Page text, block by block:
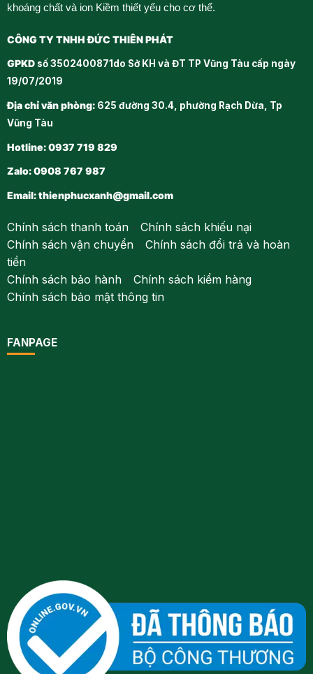
khoáng chất và ion Kiềm thiết yếu cho cơ thể.
CÔNG TY TNHH ĐỨC THIÊN PHÁT
GPKDsố 3502400871do Sở KH và ĐT TP Vũng Tàu cấp ngày
19/07/2019
Địa chỉ văn phòng:625 đường 30.4, phường Rạch Dừa, Tp
Vũng Tàu
Hotline: 0937 719 829
Zalo: 0908 767 987
Email:thienphucxanh@gmail.com
Chính sách thanh toán- Chính sách khiếu nại
Chính sách vận chuyển- Chính sách đổi trả và hoàn
tiền
Chính sách bảo hành- Chính sách kiểm hàng
Chính sách bảo mật thông tin
FANPAGE